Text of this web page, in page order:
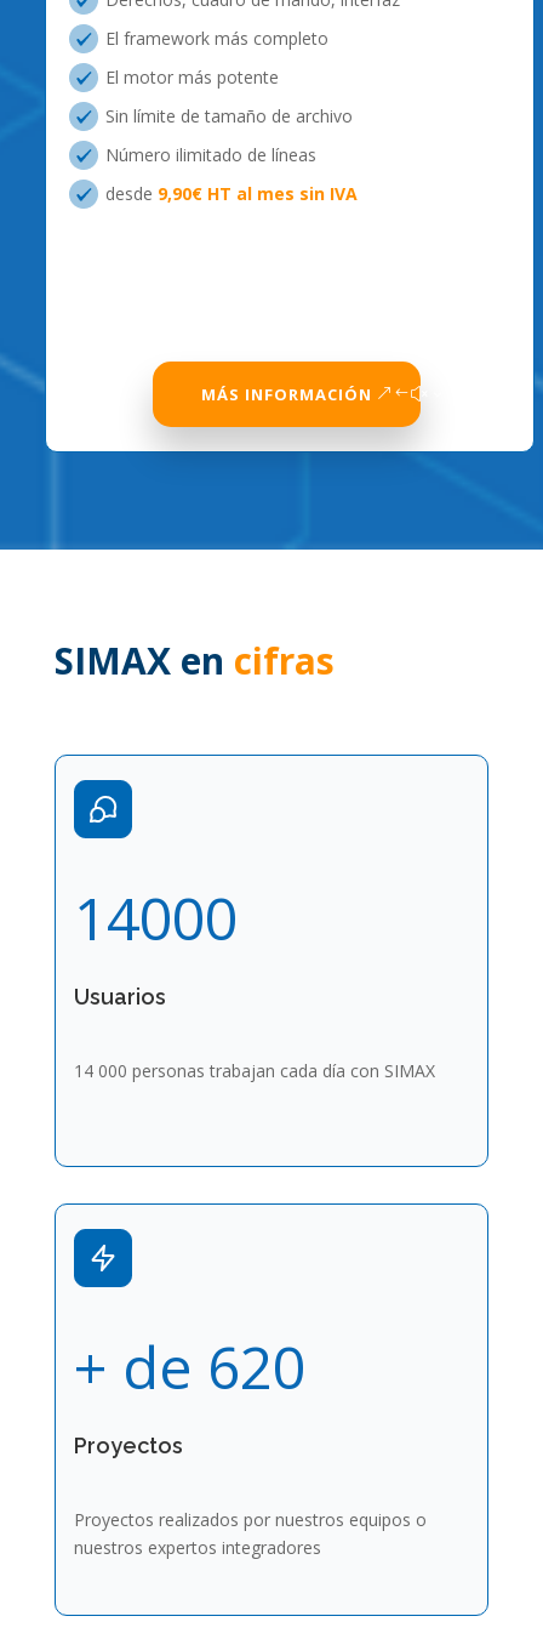
El framework más completo
El motor más potente
Sin límite de tamaño de archivo
Número ilimitado de líneas
desde 9,90€ HT al mes sin IVA
MÁS INFORMACIÓN
SIMAX en cifras
14000
Usuarios
14 000 personas trabajan cada día con SIMAX
+ de 620
Proyectos
Proyectos realizados por nuestros equipos o
nuestros expertos integradores